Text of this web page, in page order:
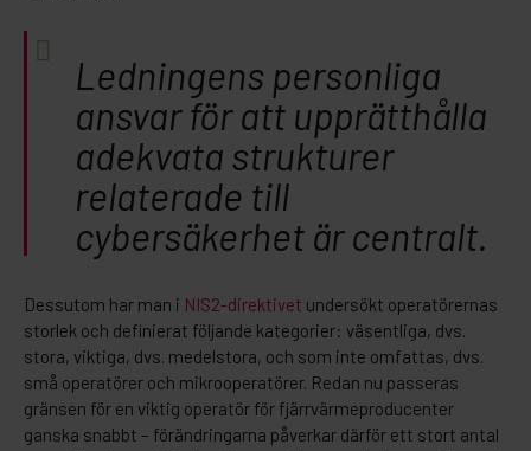
Ledningens personliga
ansvar för att upprätthålla
adekvata strukturer
relaterade till
cybersäkerhet är centralt.
Dessutom har man i NIS2-direktivet undersökt operatörernas
storlek och definierat följande kategorier: väsentliga, dvs.
stora, viktiga, dvs. medelstora, och som inte omfattas, dvs.
små operatörer och mikrooperatörer. Redan nu passeras
gränsen för en viktig operatör för fjärrvärmeproducenter
ganska snabbt – förändringarna påverkar därför ett stort antal